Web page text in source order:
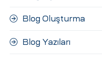
Blog Oluşturma
Blog Yazıları